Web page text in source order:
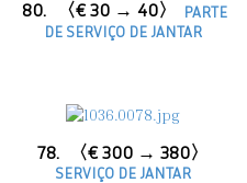
80. 〈€ 30 → 40〉
PARTE
DE SERVIÇO DE JANTAR
78. 〈€ 300 → 380〉
SERVIÇO DE JANTAR